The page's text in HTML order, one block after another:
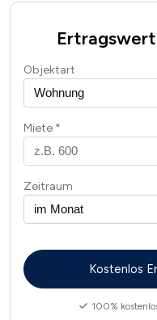
Objektart
Miete
Zeitraum
100%